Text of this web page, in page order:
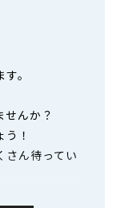
れません。
力し、「で
あきらめな
」になるま
ない心」を
過ごせるこ
。
んか？
！
さん待ってい